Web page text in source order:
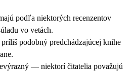
podľa niektorých recenzentov
vo vetách.
podobný predchádzajúcej knihe
— niektorí čitatelia považujú